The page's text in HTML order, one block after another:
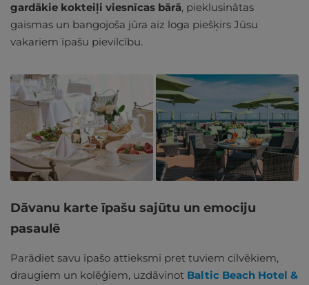
gardākie kokteiļi viesnīcas bārā, pieklusinātas
gaismas un bangojoša jūra aiz loga piešķirs Jūsu
vakariem īpašu pievilcību.
Dāvanu karte īpašu sajūtu un emociju
pasaulē
Parādiet savu īpašo attieksmi pret tuviem cilvēkiem,
draugiem un kolēģiem, uzdāvinot Baltic Beach Hotel &